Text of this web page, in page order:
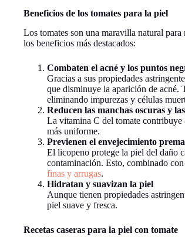
Beneficios de los tomates para la piel
Los tomates son una maravilla natural
los beneficios más destacados:
Combaten el acné y los puntos
Gracias a sus propiedades
que disminuye la aparición de acné.
eliminando impurezas y células
Reducen las manchas oscuras y
La vitamina C del tomate contribuye
más uniforme.
Previenen el envejecimiento
El licopeno protege la piel del daño
contaminación. Esto, combinado
finas y arrugas.
Hidratan y suavizan la piel
Aunque tienen propiedades
piel suave y fresca.
Recetas caseras para la piel con tomate